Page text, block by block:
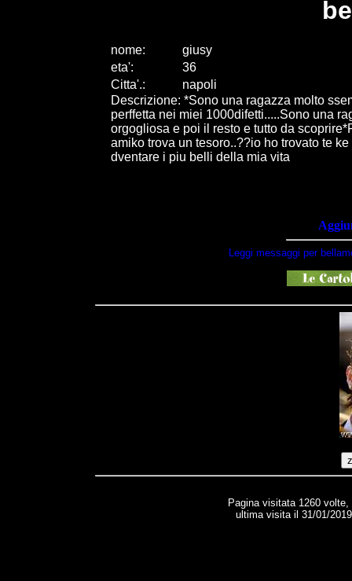
nome:
giusy
eta':
36
Citta'.:
napoli
Descrizione: *Sono una ragazza molto
perffetta nei miei 1000difetti.....Sono una
orgogliosa e poi il resto e tutto da
amiko trova un tesoro..??io ho trovato te
dventare i piu belli della mia vita
Leggi messaggi per
Pagina visitata 1260
ultima visita il 31/01/